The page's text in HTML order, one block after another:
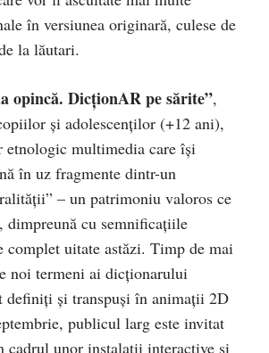
în versiunea originară, culese de
la lăutari.
opincă. DicționAR pe sărite”,
și adolescenților (+12 ani),
etnologic multimedia care își
în uz fragmente dintr-un
– un patrimoniu valoros ce
dimpreună cu semnificațiile
complet uitate astăzi. Timp de mai
noi termeni ai dicționarului
definiți și transpuși în animații 2D
publicul larg este invitat
cadrul unor instalații interactive și